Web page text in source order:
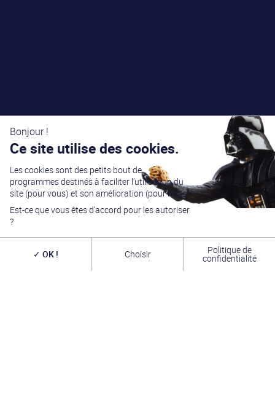
Bonjour !
Ce site utilise des cookies.
Les cookies sont des petits bout de
programmes destinés à faciliter l’utilisation du
site (pour vous) et son amélioration (pour nous).
Est-ce que vous êtes d’accord pour les autoriser
?
OK ! Choisir Politique de
confidentialité